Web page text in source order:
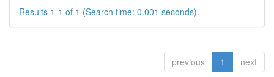
Results 1-1 of 1 (Search time: 0.001 seconds).
previous 1 next